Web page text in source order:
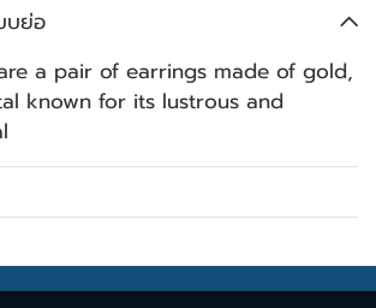
บย่อ
a pair of earrings made of gold,
known for its lustrous and